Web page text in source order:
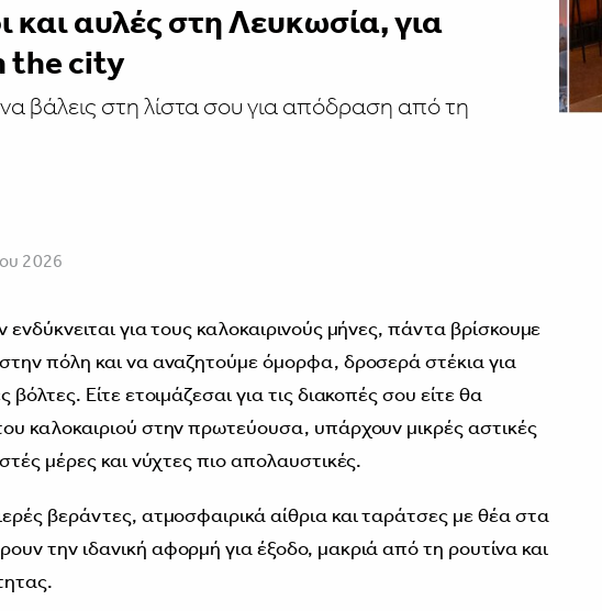
και αυλές στη Λευκωσία, για
the city
βάλεις στη λίστα σου για απόδραση από τη
2026
για τους καλοκαιρινούς μήνες, πάντα βρίσκουμε
πόλη και να αναζητούμε όμορφα, δροσερά στέκια για
Είτε ετοιμάζεσαι για τις διακοπές σου είτε θα
καλοκαιριού στην πρωτεύουσα, υπάρχουν μικρές αστικές
μέρες και νύχτες πιο απολαυστικές.
βεράντες, ατμοσφαιρικά αίθρια και ταράτσες με θέα στα
την ιδανική αφορμή για έξοδο, μακριά από τη ρουτίνα και